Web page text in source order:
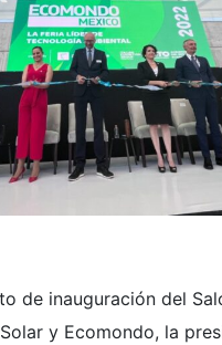
de inauguración del
y Ecomondo, la